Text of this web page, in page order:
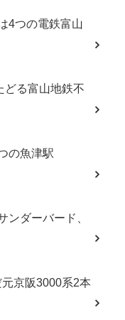
4つの電鉄富山
どる富山地鉄不
の魚津駅
ンダーバード、
京阪3000系2本